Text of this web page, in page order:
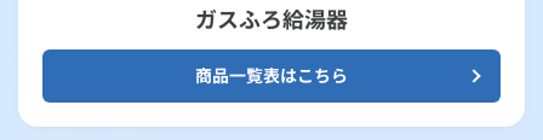
ガスふろ給湯器
商品一覧表はこちら